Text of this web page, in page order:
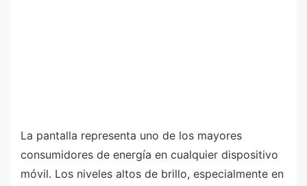
La pantalla representa uno de los mayores
consumidores de energía en cualquier dispositivo
móvil. Los niveles altos de brillo, especialmente en